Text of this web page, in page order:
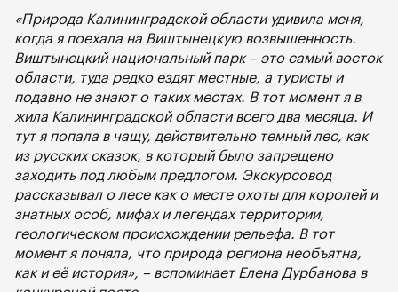
«Природа Калининградской области удивила меня,
когда я поехала на Виштынецкую возвышенность.
Виштынецкий национальный парк – это самый восток
области, туда редко ездят местные, а туристы и
подавно не знают о таких местах. В тот момент я в
жила Калининградской области всего два месяца. И
тут я попала в чащу, действительно темный лес, как
из русских сказок, в который было запрещено
заходить под любым предлогом. Экскурсовод
рассказывал о лесе как о месте охоты для королей и
знатных особ, мифах и легендах территории,
геологическом происхождении рельефа. В тот
момент я поняла, что природа региона необъятна,
как и её история», – вспоминает Елена Дурбанова в